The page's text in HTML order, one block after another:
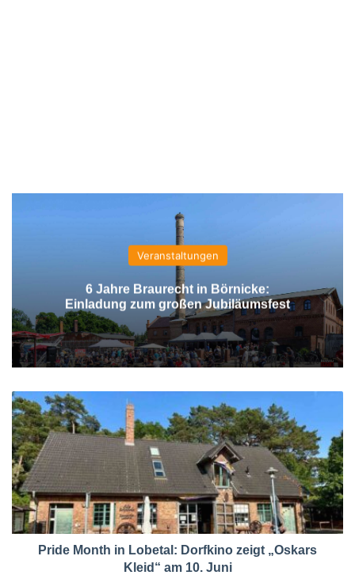
Veranstaltungen
6 Jahre Braurecht in Börnicke:
Einladung zum großen Jubiläumsfest
Pride Month in Lobetal: Dorfkino zeigt „Oskars
Kleid“ am 10. Juni